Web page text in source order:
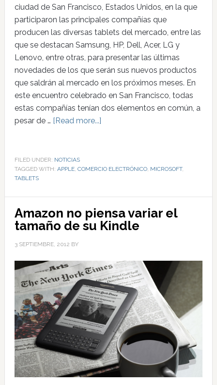
ciudad de San Francisco, Estados Unidos, en la que
participaron las principales compañías que
producen las diversas tablets del mercado, entre las
que se destacan Samsung, HP, Dell, Acer, LG y
Lenovo, entre otras, para presentar las últimas
novedades de los que serán sus nuevos productos
que saldrán al mercado en los próximos meses. En
este encuentro celebrado en San Francisco, todas
estas compañías tenían dos elementos en común, a
pesar de … [Read more...]
FILED UNDER: NOTICIAS
TAGGED WITH: APPLE, COMERCIO ELECTRÓNICO, MICROSOFT,
TABLETS
Amazon no piensa variar el
tamaño de su Kindle
3 SEPTIEMBRE, 2012 BY